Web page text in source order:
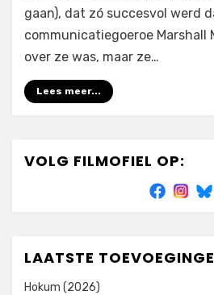
gaan), dat zó succesvol werd
communicatiegoeroe Marshall
over ze was, maar ze…
Lees meer...
VOLG FILMOFIEL OP:
LAATSTE
Hokum (2026)